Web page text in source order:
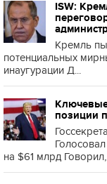
ISW:
Кремль
потенциальных
инаугурации Д...
позиции
на $61 млрд